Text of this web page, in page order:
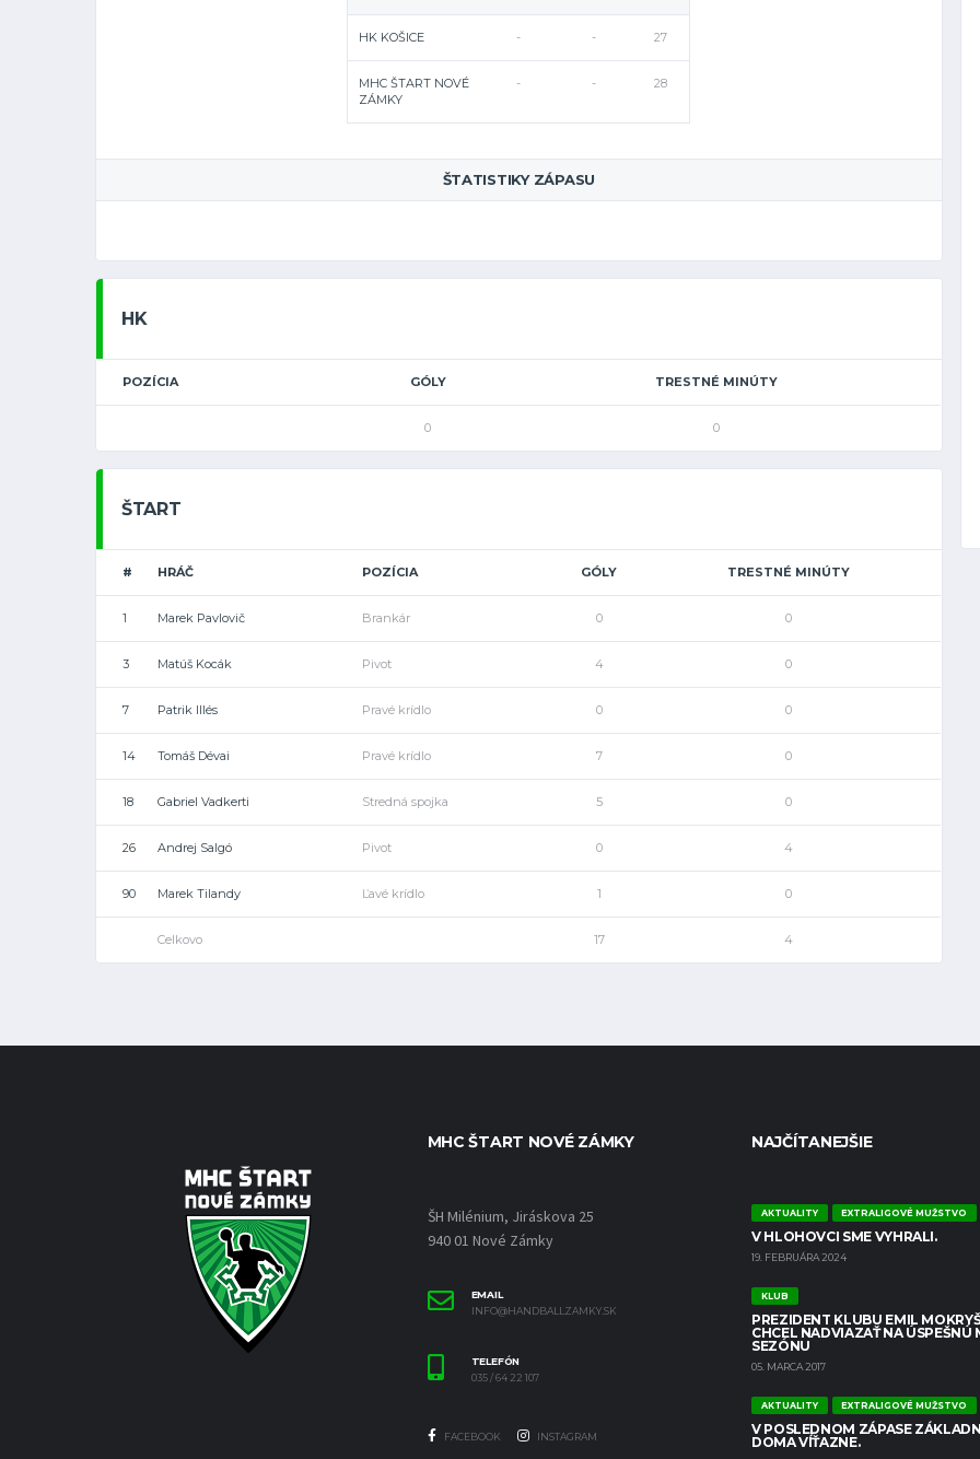
HK KOŠICE - - 27
MHC ŠTART NOVÉ
ZÁMKY
- - 28
ŠTATISTIKY ZÁPASU
HK
POZÍCIA GÓLY TRESTNÉ MINÚTY
0 0
ŠTART
# HRÁČ POZÍCIA GÓLY TRESTNÉ MINÚTY
1 Marek Pavlovič Brankár 0 0
3 Matúš Kocák Pivot 4 0
7 Patrik Illés Pravé krídlo 0 0
14 Tomáš Dévai Pravé krídlo 7 0
18 Gabriel Vadkerti Stredná spojka 5 0
26 Andrej Salgó Pivot 0 4
90 Marek Tilandy Ľavé krídlo 1 0
Celkovo 17 4
MHC ŠTART NOVÉ ZÁMKY
ŠH Milénium, Jiráskova 25
940 01 Nové Zámky
EMAIL
INFO@HANDBALLZAMKY.SK
TELEFÓN
035 / 64 22 107
FACEBOOK INSTAGRAM
NAJČÍTANEJŠIE
AKTUALITY EXTRALIGOVÉ MUŽSTVO
V HLOHOVCI SME VYHRALI.
19. FEBRUÁRA 2024
KLUB
PREZIDENT KLUBU EMIL
CHCEL NADVIAZAŤ NA ÚSPEŠNÚ
SEZÓNU
05. MARCA 2017
AKTUALITY EXTRALIGOVÉ MUŽSTVO
V POSLEDNOM ZÁPASE
DOMA VÍŤAZNE.